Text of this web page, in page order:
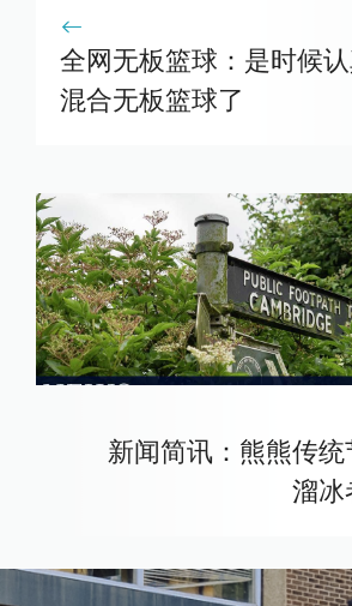
全网无板篮球：是时候
混合无板篮球了
新闻简讯：熊熊传统
溜冰